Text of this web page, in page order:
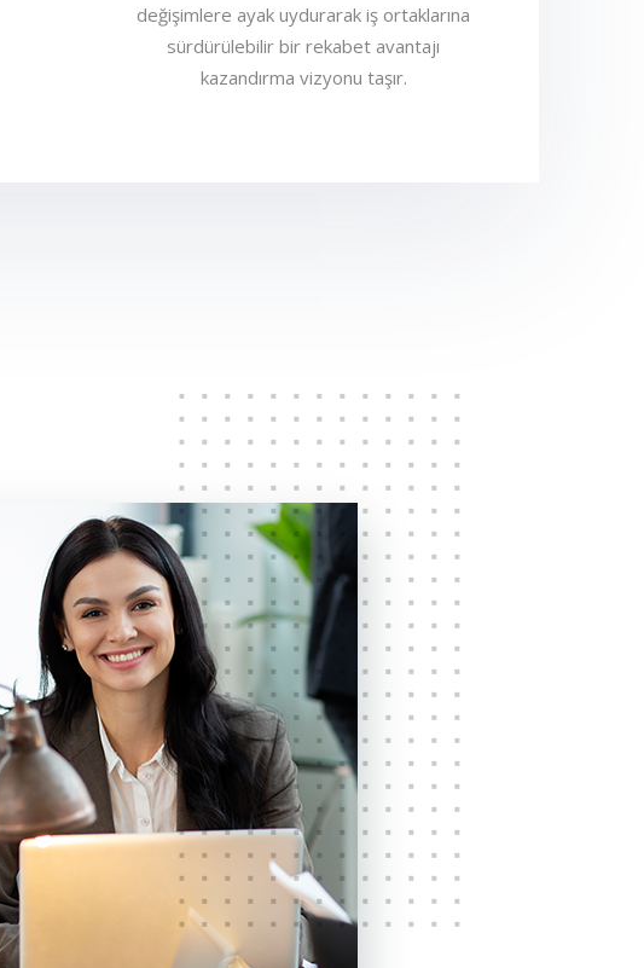
değişimlere ayak uydurarak iş ortaklarına
sürdürülebilir bir rekabet avantajı
kazandırma vizyonu taşır.